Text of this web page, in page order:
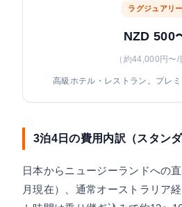
ラグジュアリー
NZD 500
（約44,000円〜/
高級ホテル・レストラン。プレ
3泊4日の費用内訳（スタンダ
日本からニュージーランドへの
月現在）、通常オーストラリア